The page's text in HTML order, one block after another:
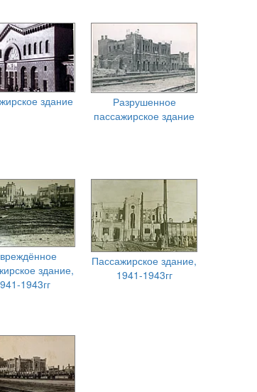
здание
Разрушенное
пассажирское здание
здание,
1943гг
Пассажирское здание,
1941-1943гг